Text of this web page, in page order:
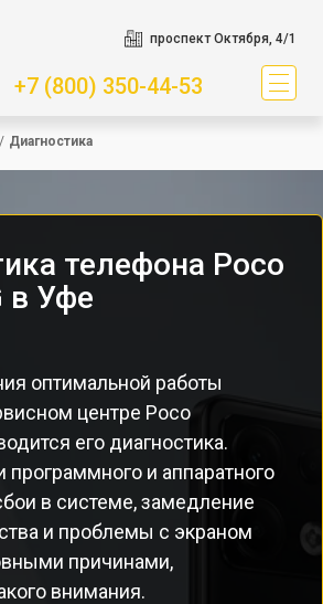
проспект Октября, 4/1
+7 (800) 350-44-53
/ Диагностика
телефона Poco
в Уфе
оптимальной работы
центре Poco
его диагностика.
программного и аппаратного
в системе, замедление
и проблемы с экраном
причинами,
внимания.